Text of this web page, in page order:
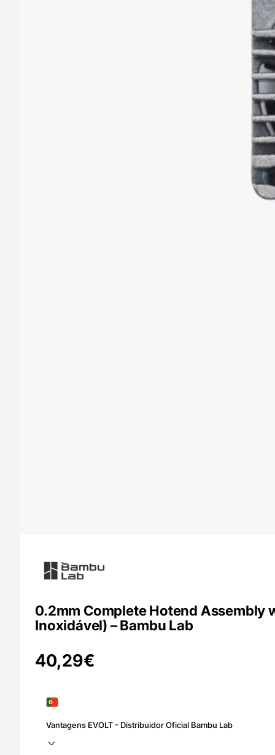
0.2mm Complete Hotend Assembly
Inoxidável) – Bambu Lab
40,29€
Vantagens EVOLT - Distribuidor Oficial Bambu Lab